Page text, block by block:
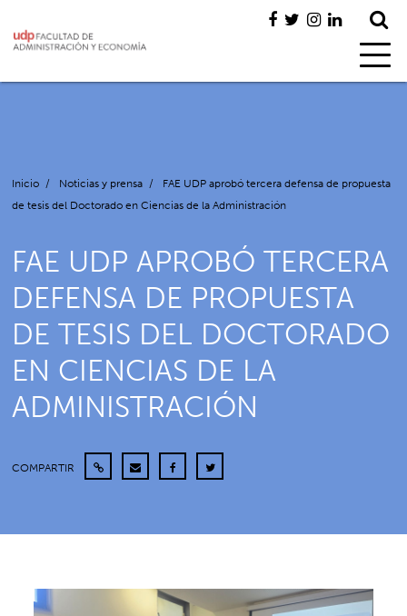
Inicio / Noticias y prensa /
FAE UDP aprobó tercera defensa de propuesta
de tesis del Doctorado en Ciencias de la Administración
FAE UDP APROBÓ TERCERA
DEFENSA DE PROPUESTA
DE TESIS DEL DOCTORADO
EN CIENCIAS DE LA
ADMINISTRACIÓN
COMPARTIR